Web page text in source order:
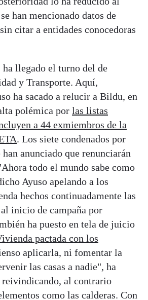
han mencionado datos de
citar a entidades conocedoras
ha llegado el turno del de
y Transporte. Aquí,
ha sacado a relucir a Bildu, en
polémica por las listas
a 44 exmiembros de la
. Los siete condenados por
anunciado que renunciarán
todo el mundo sabe como
Ayuso apelando a los
hechos continuadamente las
inicio de campaña por
ha puesto en tela de juicio
pactada con los
aplicarla, ni fomentar la
las casas a nadie", ha
reivindicando, al contrario
como las calderas. Con